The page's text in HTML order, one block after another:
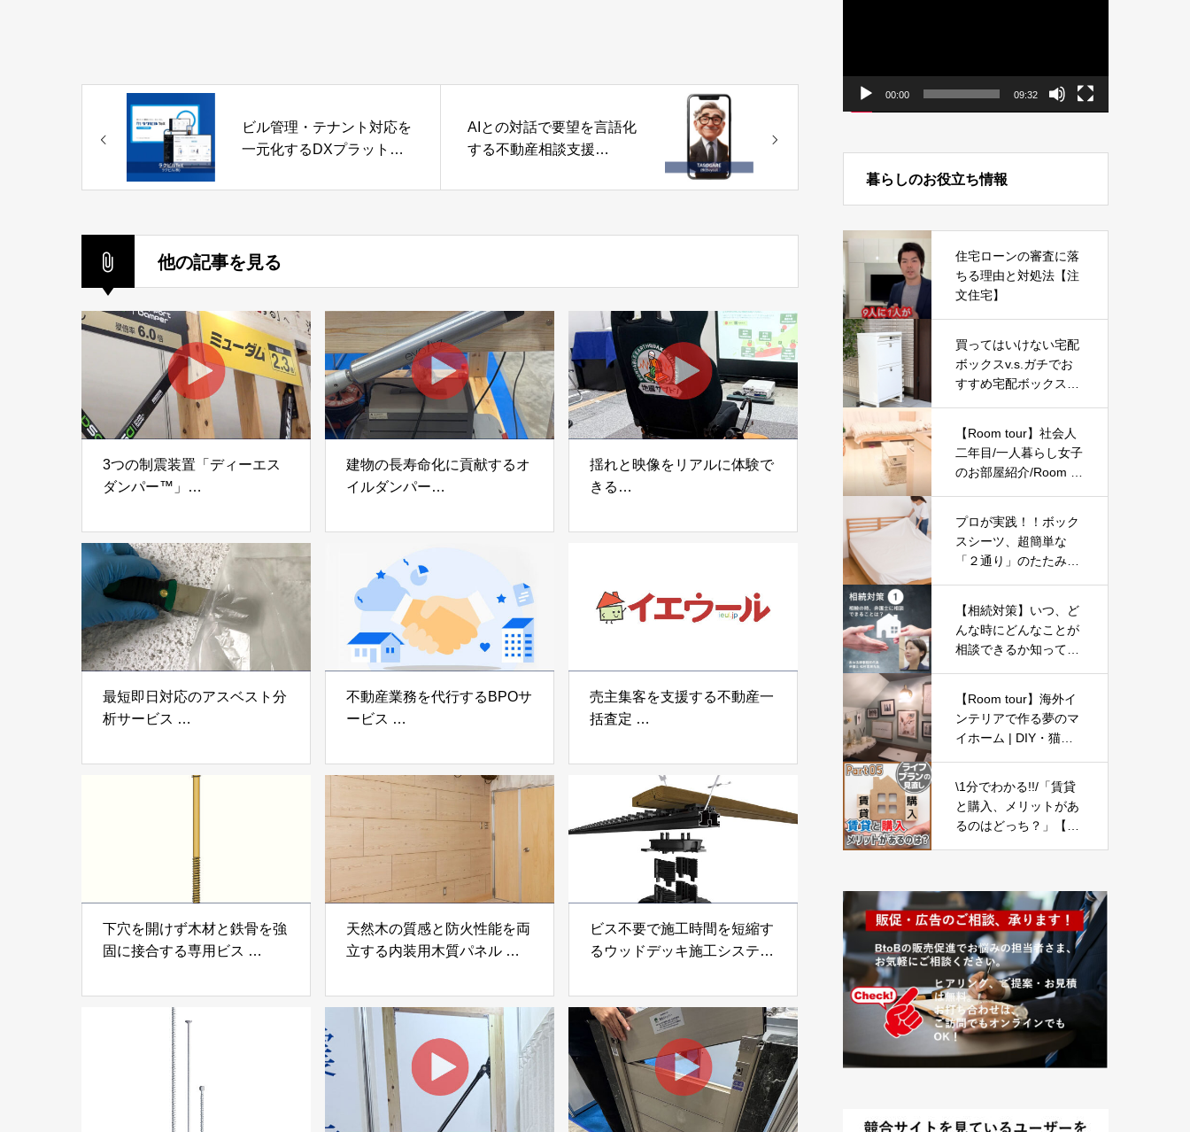
ビル管理・テナント対応を
一元化するDXプラットフ
クビル株式会社
AIとの対話で要望を言語化
する不動産相談支援
Buycull
他の記事を見る
3つの制震装置「ディーエス
ダンパー™」
プ®」
アイディールブレーン株式会
社
建物の長寿命化に貢献するオ
イルダンパー
「evoltz」
揺れと映像をリアルに体験で
きる
「地震ザブトン」
最短即日対応のアスベスト分
析サービス
株式会社べスター
不動産業務を代行するBPOサ
ービス
らぶGROUP
売主集客を支援する不動産一
括査定
Speee
下穴を開けず木材と鉄骨を強
固に接合する専用ビス
株式会社
天然木の質感と防火性能を両
立する内装用木質パネル
モクパネル）」 合同会社サ
ンパテック
ビス不要で施工時間を短縮す
るウッドデッキ施工システム
JAPAN
00:00 09:32
暮らしのお役立ち情報
住宅ローンの審査に落
ちる理由と対処法【注
文住宅】
買ってはいけない宅配
ボックスv.s.ガチでお
すすめ宅配ボックス10
【Room tour】社会人
二年目/一人暮らし女子
のお部屋紹介/Room to
プロが実践！！ボック
スシーツ、超簡単な
「２通り」のたたみ
【相続対策】いつ、ど
んな時にどんなことが
相談できるか知ってお
【Room tour】海外イ
ンテリアで作る夢のマ
イホーム | DIY・猫と
\1分でわかる!!/「賃貸
と購入、メリットがあ
るのはどっち？」【ラ